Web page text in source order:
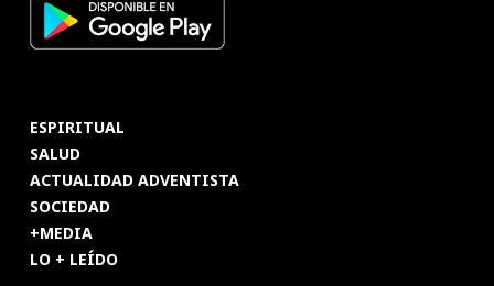
ESPIRITUAL
SALUD
ACTUALIDAD ADVENTISTA
SOCIEDAD
+MEDIA
LO + LEÍDO